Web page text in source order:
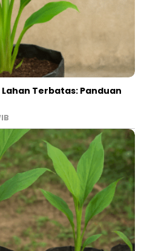
Terbatas: Panduan